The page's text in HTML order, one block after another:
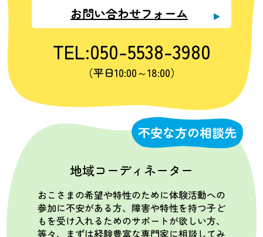
お問い合わせフォーム
TEL:050-5538-3980
（平日10:00～18:00）
不安な方の相談先
地域コーディネーター
おこさまの希望や特性のために体験活動への
参加に不安がある方、障害や特性を持つ子ど
もを受け入れるためのサポートが欲しい方、
等々、まずは経験豊富な専門家に相談してみ